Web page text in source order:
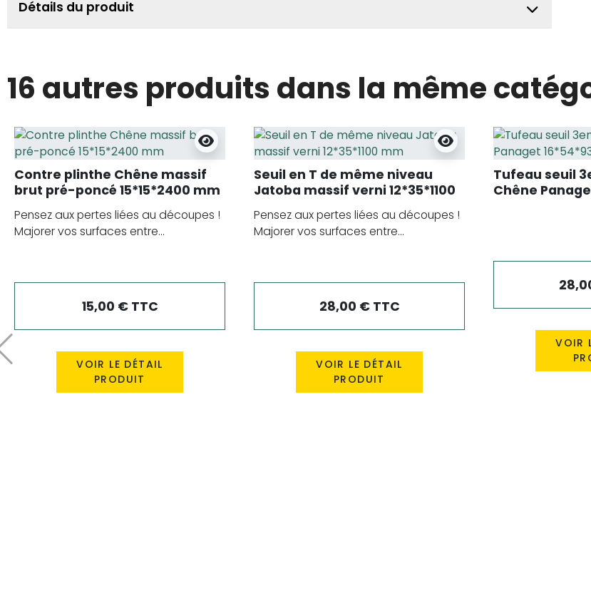
Détails du produit
16 autres produits dans la même
Contre plinthe Chêne massif
brut pré-poncé 15*15*2400 mm
Pensez aux pertes liées au découpes !
Majorer vos surfaces entre...
15,00 € TTC
VOIR LE DÉTAIL
PRODUIT
Seuil en T de même niveau
Jatoba massif verni 12*35*1100
Pensez aux pertes liées au découpes !
Majorer vos surfaces entre...
28,00 € TTC
VOIR LE DÉTAIL
PRODUIT
Tufeau seuil
Chêne
VOIR
Précédent